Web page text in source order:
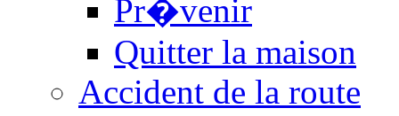
Pr�venir
Quitter la maison
Accident de la route